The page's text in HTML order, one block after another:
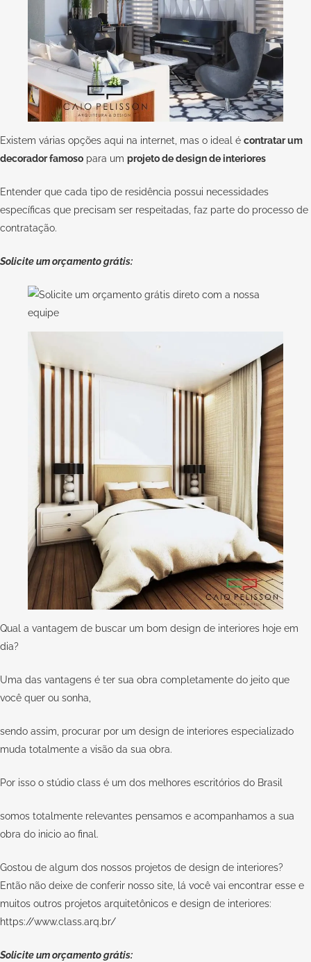
Existem várias opções aqui na internet, mas o ideal é contratar um
decorador famoso para um projeto de design de interiores
Entender que cada tipo de residência possui necessidades
específicas que precisam ser respeitadas, faz parte do processo de
contratação.
Solicite um orçamento grátis:
Qual a vantagem de buscar um bom design de interiores hoje em
dia?
Uma das vantagens é ter sua obra completamente do jeito que
você quer ou sonha,
sendo assim, procurar por um design de interiores especializado
muda totalmente a visão da sua obra.
Por isso o stúdio class é um dos melhores escritórios do Brasil
somos totalmente relevantes pensamos e acompanhamos a sua
obra do inicio ao final.
Gostou de algum dos nossos projetos de design de interiores?
Então não deixe de conferir nosso site, lá você vai encontrar esse e
muitos outros projetos arquitetônicos e design de interiores:
https://www.class.arq.br/
Solicite um orçamento grátis: